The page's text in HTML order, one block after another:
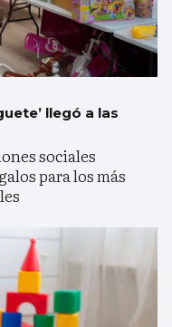
llegó a las
sociales
para los más